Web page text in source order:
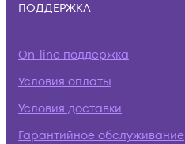
ПОДДЕРЖКА
On-line поддержка
Условия оплаты
Условия доставки
Гарантийное обслуживание